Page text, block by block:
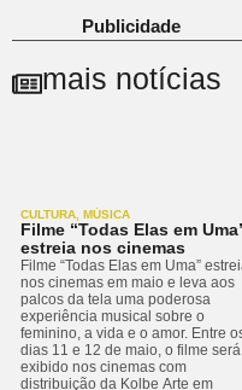
Publicidade
mais notícias
CULTURA MÚSICA
Filme “Todas Elas em
estreia nos cinemas
Filme “Todas Elas em Uma”
nos cinemas em maio e leva aos
palcos da tela uma poderosa
experiência musical sobre o
feminino, a vida e o amor. Entre
dias 11 e 12 de maio, o filme será
exibido nos cinemas com
distribuição da Kolbe Arte em